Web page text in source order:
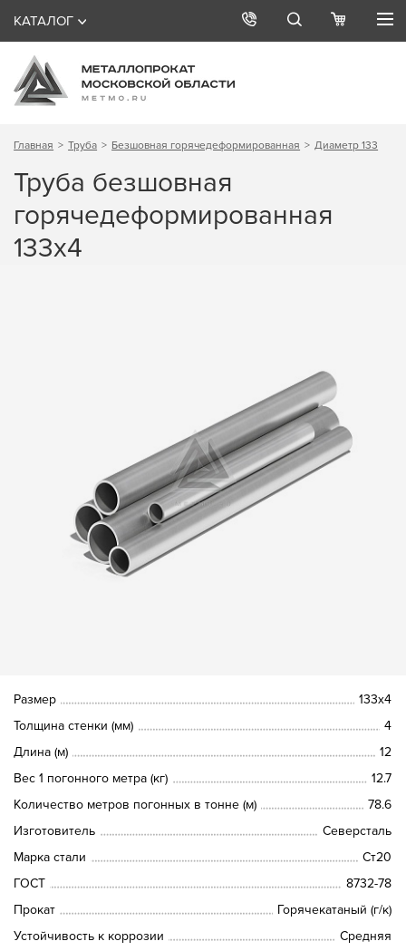
КАТАЛОГ
Главная Труба Безшовная горячедеформированная Диаметр 133
Труба безшовная
горячедеформированная
133х4
Размер
133х4
Толщина стенки (мм)
4
Длина (м)
12
Вес 1 погонного метра (кг)
12.7
Количество метров погонных в тонне (м)
78.6
Изготовитель
Северсталь
Марка стали
Ст20
ГОСТ
8732-78
Прокат
Горячекатаный (г/к)
Устойчивость к коррозии
Средняя